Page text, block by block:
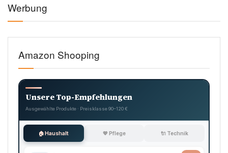
Werbung
Amazon Shooping
Unsere Top-Empfehlungen
Ausgewählte Produkte · Preisklasse 90–120 €
🏠 Haushalt 💖 Pflege 🔌 Technik